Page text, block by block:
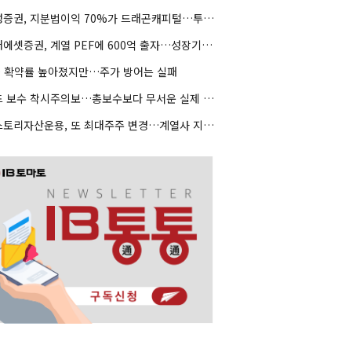
삼성증권, 지분법이익 70%가 드래곤캐피털…투자 편중 심화
미래에셋증권, 계열 PEF에 600억 출자…성장기업 투자 '잰걸음'
확약률 높아졌지만…주가 방어는 실패
펀드 보수 착시주의보…총보수보다 무서운 실제 비용
히스토리자산운용, 또 최대주주 변경…계열사 지분 재편 속내는